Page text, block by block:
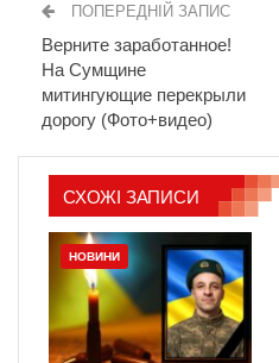
ПОПЕРЕДНІЙ ЗАПИС
Верните заработанное!
На Сумщине
митингующие перекрыли
дорогу (Фото+видео)
СХОЖІ ЗАПИСИ
НОВИНИ